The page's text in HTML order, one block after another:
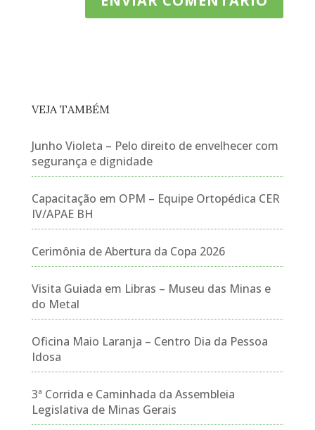
VEJA TAMBÉM
Junho Violeta – Pelo direito de envelhecer com
segurança e dignidade
Capacitação em OPM – Equipe Ortopédica CER
IV/APAE BH
Cerimônia de Abertura da Copa 2026
Visita Guiada em Libras – Museu das Minas e
do Metal
Oficina Maio Laranja – Centro Dia da Pessoa
Idosa
3ª Corrida e Caminhada da Assembleia
Legislativa de Minas Gerais